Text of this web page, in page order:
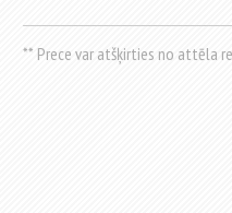
** Prece var atšķirties no attēla